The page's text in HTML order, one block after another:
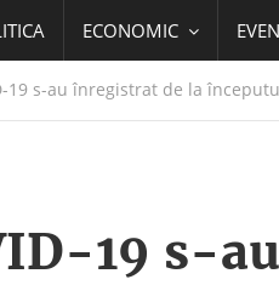
ECONOMIC
19 s-au înregistrat de la
19 s-